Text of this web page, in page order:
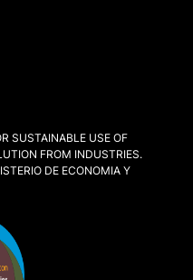
SUSTAINABLE USE OF
FROM INDUSTRIES.
DE ECONOMIA Y